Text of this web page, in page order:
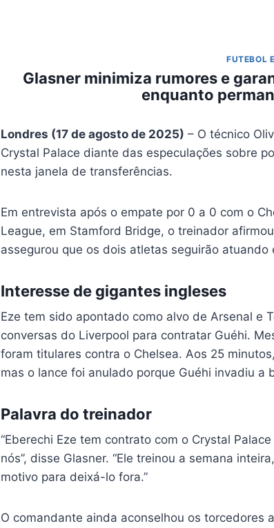
FUTEBOL
Glasner minimiza rumores e
enquanto
Londres (17 de agosto de 2025) – O técnico
Crystal Palace diante das especulações sobre
nesta janela de transferências.
Em entrevista após o empate por 0 a 0 com o
League, em Stamford Bridge, o treinador
assegurou que os dois atletas seguirão
Interesse de gigantes ingleses
Eze tem sido apontado como alvo de Arsenal e
conversas do Liverpool para contratar Guéhi.
foram titulares contra o Chelsea. Aos 25
mas o lance foi anulado porque Guéhi invadiu a
Palavra do treinador
“Eberechi Eze tem contrato com o Crystal
nós”, disse Glasner. “Ele treinou a semana
motivo para deixá-lo fora.”
O comandante ainda aconselhou os torcedores